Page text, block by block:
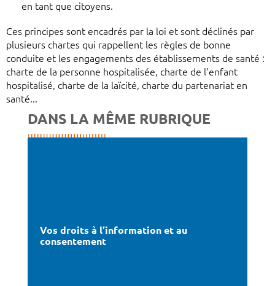
en tant que citoyens.
Ces principes sont encadrés par la loi et sont déclinés par
plusieurs chartes qui rappellent les règles de bonne
conduite et les engagements des établissements de santé :
charte de la personne hospitalisée, charte de l’enfant
hospitalisé, charte de la laïcité, charte du partenariat en
santé...
DANS LA MÊME RUBRIQUE
Vos droits à l’information et au
consentement